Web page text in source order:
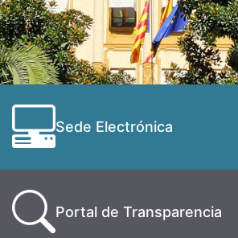
Sede Electrónica
Portal de Transparencia